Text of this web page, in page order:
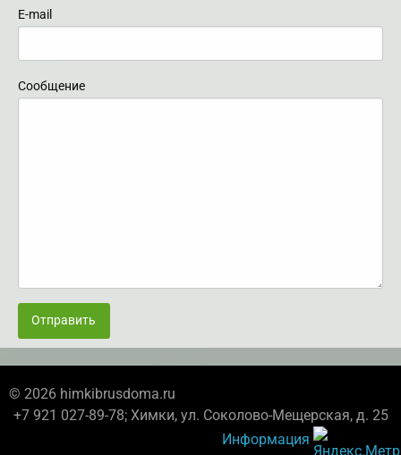
E-mail
Сообщение
Отправить
© 2026 himkibrusdoma.ru
+7 921 027-89-78; Химки, ул. Соколово-Мещерская, д. 25
Информация